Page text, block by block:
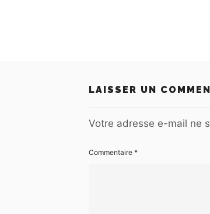
LAISSER UN
Votre adresse e-mail ne
Commentaire *